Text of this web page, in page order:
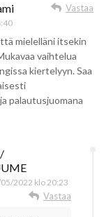
Vastaa
mielelläni itsekin
vaihtelua
kiertelyyn. Saa
palautusjuomana
2022 klo 20:23
Vastaa